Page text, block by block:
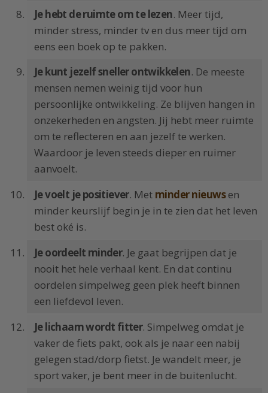
Je hebt de ruimte om te lezen. Meer tijd,
minder stress, minder tv en dus meer tijd om
eens een boek op te pakken.
Je kunt jezelf sneller ontwikkelen. De meeste
mensen nemen weinig tijd voor hun
persoonlijke ontwikkeling. Ze blijven hangen in
onzekerheden en angsten. Jij hebt meer ruimte
om te reflecteren en aan jezelf te werken.
Waardoor je leven steeds dieper en ruimer
aanvoelt.
Je voelt je positiever. Met minder nieuwsen
minder keurslijf begin je in te zien dat het leven
best oké is.
Je oordeelt minder. Je gaat begrijpen dat je
nooit het hele verhaal kent. En dat continu
oordelen simpelweg geen plek heeft binnen
een liefdevol leven.
Je lichaam wordt fitter. Simpelweg omdat je
vaker de fiets pakt, ook als je naar een nabij
gelegen stad/dorp fietst. Je wandelt meer, je
sport vaker, je bent meer in de buitenlucht.